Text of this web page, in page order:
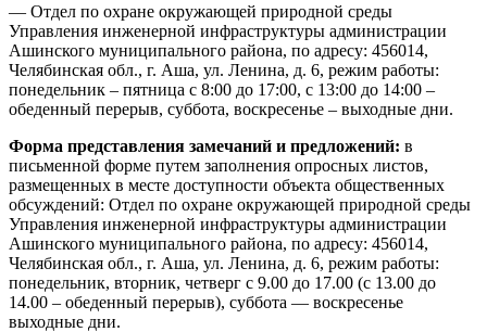
— Отдел по охране окружающей природной среды
Управления инженерной инфраструктуры администрации
Ашинского муниципального района, по адресу: 456014,
Челябинская обл., г. Аша, ул. Ленина, д. 6, режим работы:
понедельник – пятница с 8:00 до 17:00, с 13:00 до 14:00 –
обеденный перерыв, суббота, воскресенье – выходные дни.
Форма представления замечаний и предложений: в
письменной форме путем заполнения опросных листов,
размещенных в месте доступности объекта общественных
обсуждений: Отдел по охране окружающей природной среды
Управления инженерной инфраструктуры администрации
Ашинского муниципального района, по адресу: 456014,
Челябинская обл., г. Аша, ул. Ленина, д. 6, режим работы:
понедельник, вторник, четверг с 9.00 до 17.00 (с 13.00 до
14.00 – обеденный перерыв), суббота — воскресенье
выходные дни.